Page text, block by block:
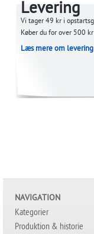
Levering
Vi tager 49 kr i
Køber du for over 500
Læs mere om
NAVIGATION
Kategorier
Produktion & historie